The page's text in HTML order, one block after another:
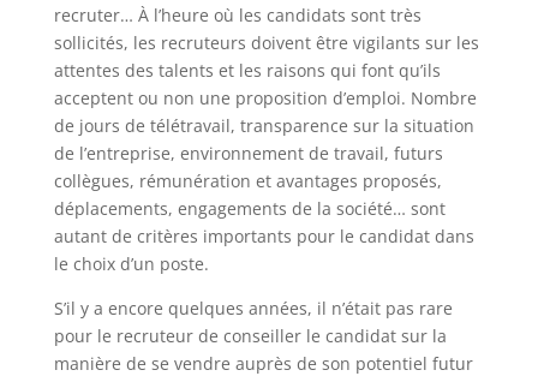
recruter… À l’heure où les candidats sont très
sollicités, les recruteurs doivent être vigilants sur les
attentes des talents et les raisons qui font qu’ils
acceptent ou non une proposition d’emploi. Nombre
de jours de télétravail, transparence sur la situation
de l’entreprise, environnement de travail, futurs
collègues, rémunération et avantages proposés,
déplacements, engagements de la société… sont
autant de critères importants pour le candidat dans
le choix d’un poste.
S’il y a encore quelques années, il n’était pas rare
pour le recruteur de conseiller le candidat sur la
manière de se vendre auprès de son potentiel futur